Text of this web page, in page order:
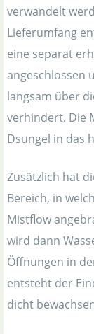
verwandelt
Lieferumfang
eine separat
angeschlossen
langsam über
verhindert. Die
Dsungel in das
Zusätzlich hat
Bereich, in
Mistflow
wird dann
Öffnungen in
entsteht der
dicht